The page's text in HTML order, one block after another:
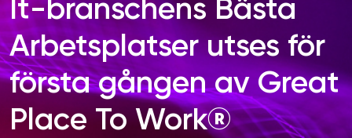
It-branschens Bästa
Arbetsplatser utses för
första gången av Great
Place To Work®